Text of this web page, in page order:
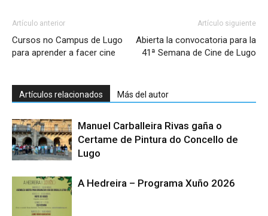
Artículo anterior
Cursos no Campus de Lugo
para aprender a facer cine
Artículo siguiente
Abierta la convocatoria para la
41ª Semana de Cine de Lugo
Artículos relacionados Más del autor
Manuel Carballeira Rivas gaña o
Certame de Pintura do Concello de
Lugo
A Hedreira – Programa Xuño 2026